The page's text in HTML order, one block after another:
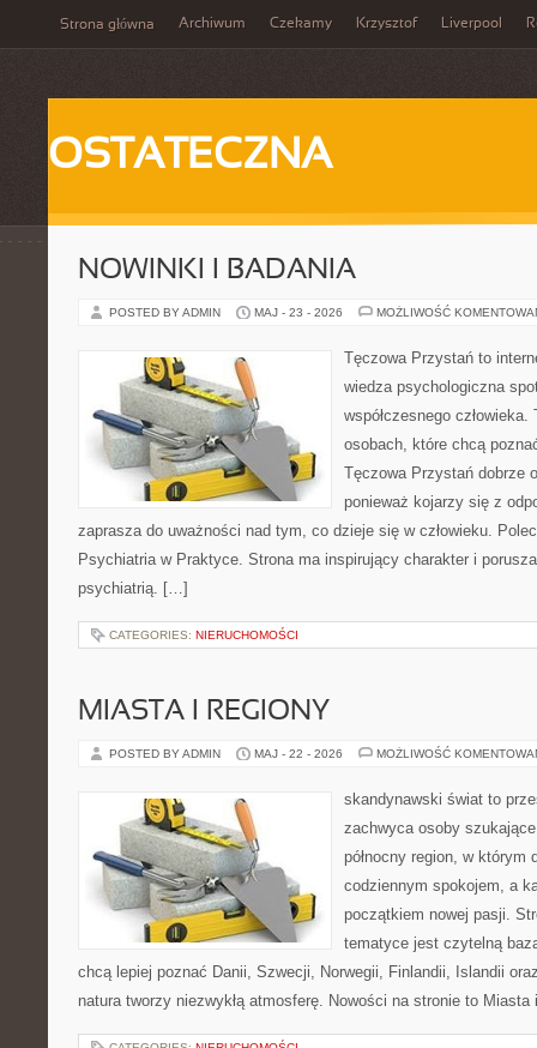
Strona główna Archiwum Czekamy Krzysztof Liverpool
OSTATECZNA
NOWINKI I BADANIA
POSTED BY ADMIN MAJ - 23 - 2026 MOŻLIWOŚĆ
Tęczowa Przystań to
wiedza psychologiczna
współczesnego
osobach, które chcą
Tęczowa Przystań dobrze
ponieważ kojarzy się z
zaprasza do uważności nad tym, co dzieje się w człowieku.
Psychiatria w Praktyce. Strona ma inspirujący charakter i
psychiatrią. […]
CATEGORIES: NIERUCHOMOŚCI
MIASTA I REGIONY
POSTED BY ADMIN MAJ - 22 - 2026 MOŻLIWOŚĆ
skandynawski świat to
zachwyca osoby
północny region, w
codziennym spokojem, a
początkiem nowej pasji.
tematyce jest czytelną
chcą lepiej poznać Danii, Szwecji, Norwegii, Finlandii, Islandii
natura tworzy niezwykłą atmosferę. Nowości na stronie to